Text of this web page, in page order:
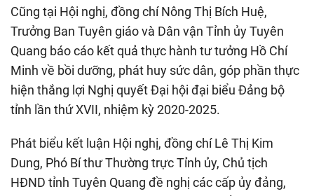
Cũng tại Hội nghị, đồng chí Nông Thị Bích Huệ,
Trưởng Ban Tuyên giáo và Dân vận Tỉnh ủy Tuyên
Quang báo cáo kết quả thực hành tư tưởng Hồ Chí
Minh về bồi dưỡng, phát huy sức dân, góp phần thực
hiện thắng lợi Nghị quyết Đại hội đại biểu Đảng bộ
tỉnh lần thứ XVII, nhiệm kỳ 2020-2025.
Phát biểu kết luận Hội nghị, đồng chí Lê Thị Kim
Dung, Phó Bí thư Thường trực Tỉnh ủy, Chủ tịch
HĐND tỉnh Tuyên Quang đề nghị các cấp ủy đảng,